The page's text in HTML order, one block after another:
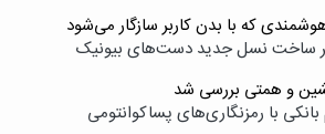
هوشمندی که با بدن کاربر سازگار می‌شود
ساخت نسل جدید دست‌های بیونیک
و همتی بررسی شد
با رمزنگاری‌های پسا‌کوانتومی